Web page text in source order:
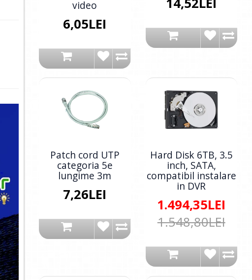
video
6,05LEI
Patch cord UTP
categoria 5e
lungime 3m
7,26LEI
Hard Disk 6TB, 3.5
inch, SATA,
compatibil instalare
in DVR
1.494,35LEI
1.548,80LEI